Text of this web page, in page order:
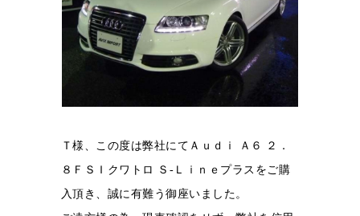
Ｔ様、この度は弊社にてＡｕｄｉ Ａ６ ２．
８ＦＳＩクワトロ Ｓ-Ｌｉｎｅプラスをご購
入頂き、誠に有難う御座いました。